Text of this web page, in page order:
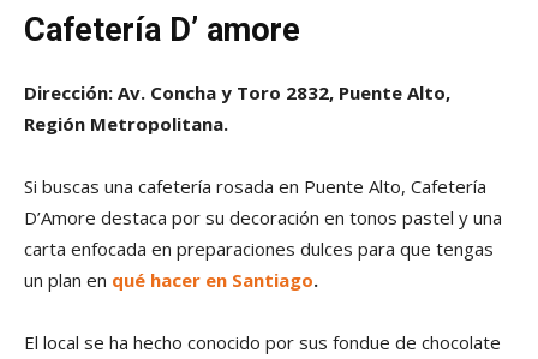
Cafetería D’ amore
Dirección: Av. Concha y Toro 2832, Puente Alto,
Región Metropolitana.
Si buscas una cafetería rosada en Puente Alto, Cafetería
D’Amore destaca por su decoración en tonos pastel y una
carta enfocada en preparaciones dulces para que tengas
un plan en qué hacer en Santiago.
El local se ha hecho conocido por sus fondue de chocolate